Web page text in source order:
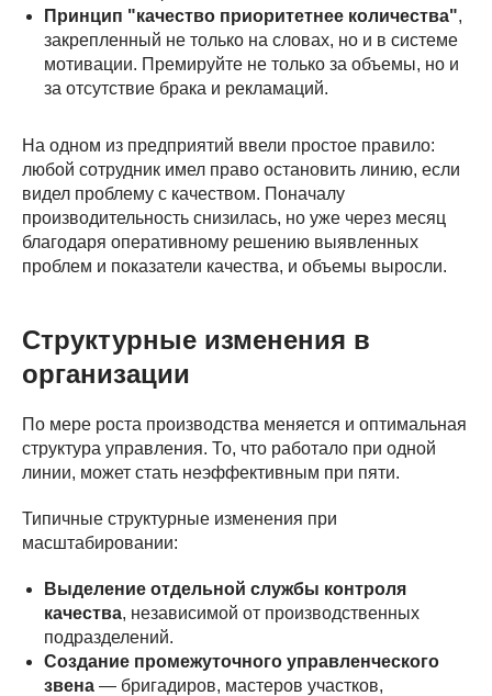
Принцип "качество приоритетнее количества",
закрепленный не только на словах, но и в системе
мотивации. Премируйте не только за объемы, но и
за отсутствие брака и рекламаций.
На одном из предприятий ввели простое правило:
любой сотрудник имел право остановить линию, если
видел проблему с качеством. Поначалу
производительность снизилась, но уже через месяц
благодаря оперативному решению выявленных
проблем и показатели качества, и объемы выросли.
Структурные изменения в
организации
По мере роста производства меняется и оптимальная
структура управления. То, что работало при одной
линии, может стать неэффективным при пяти.
Типичные структурные изменения при
масштабировании:
Выделение отдельной службы контроля
качества, независимой от производственных
подразделений.
Создание промежуточного управленческого
звена — бригадиров, мастеров участков,